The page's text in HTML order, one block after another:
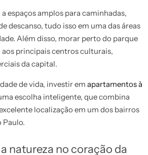
espaços amplos para caminhadas,
descanso, tudo isso em uma das áreas
Além disso, morar perto do parque
principais centros culturais,
da capital.
de vida, investir em apartamentos à
escolha inteligente, que combina
localização em um dos bairros
Paulo.
natureza no coração da